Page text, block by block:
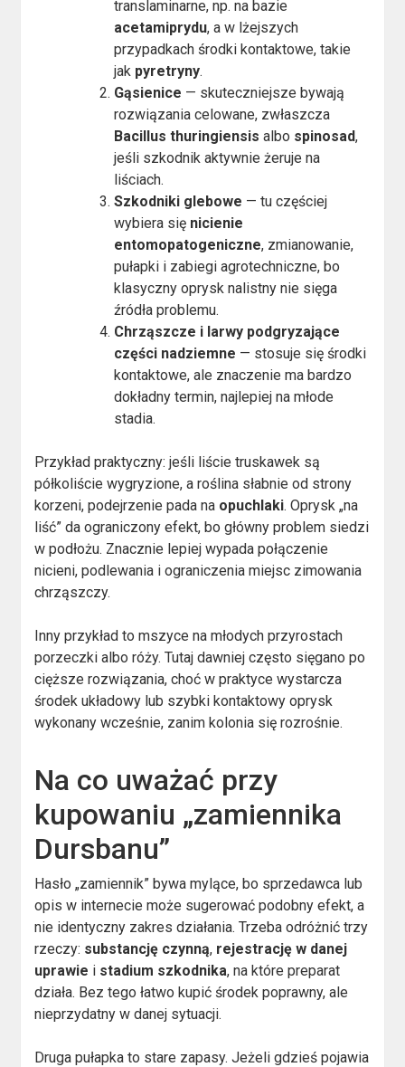
translaminarne, np. na bazie
acetamiprydu, a w lżejszych
przypadkach środki kontaktowe, takie
jak pyretryny.
Gąsienice — skuteczniejsze bywają
rozwiązania celowane, zwłaszcza
Bacillus thuringiensis albo spinosad,
jeśli szkodnik aktywnie żeruje na
liściach.
Szkodniki glebowe — tu częściej
wybiera się nicienie
entomopatogeniczne, zmianowanie,
pułapki i zabiegi agrotechniczne, bo
klasyczny oprysk nalistny nie sięga
źródła problemu.
Chrząszcze i larwy podgryzające
części nadziemne — stosuje się środki
kontaktowe, ale znaczenie ma bardzo
dokładny termin, najlepiej na młode
stadia.
Przykład praktyczny: jeśli liście truskawek są
półkoliście wygryzione, a roślina słabnie od strony
korzeni, podejrzenie pada na opuchlaki. Oprysk „na
liść” da ograniczony efekt, bo główny problem siedzi
w podłożu. Znacznie lepiej wypada połączenie
nicieni, podlewania i ograniczenia miejsc zimowania
chrząszczy.
Inny przykład to mszyce na młodych przyrostach
porzeczki albo róży. Tutaj dawniej często sięgano po
cięższe rozwiązania, choć w praktyce wystarcza
środek układowy lub szybki kontaktowy oprysk
wykonany wcześnie, zanim kolonia się rozrośnie.
Na co uważać przy
kupowaniu „zamiennika
Dursbanu”
Hasło „zamiennik” bywa mylące, bo sprzedawca lub
opis w internecie może sugerować podobny efekt, a
nie identyczny zakres działania. Trzeba odróżnić trzy
rzeczy: substancję czynną, rejestrację w danej
uprawie i stadium szkodnika, na które preparat
działa. Bez tego łatwo kupić środek poprawny, ale
nieprzydatny w danej sytuacji.
Druga pułapka to stare zapasy. Jeżeli gdzieś pojawia